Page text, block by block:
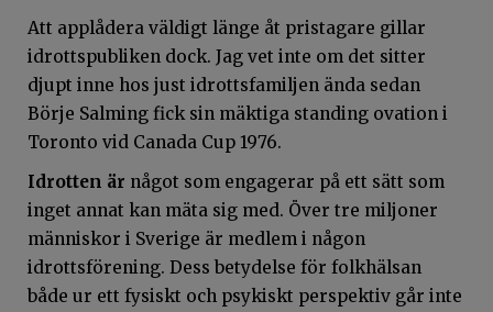
Att applådera väldigt länge åt pristagare gillar
idrottspubliken dock. Jag vet inte om det sitter
djupt inne hos just idrottsfamiljen ända sedan
Börje Salming fick sin mäktiga standing ovation i
Toronto vid Canada Cup 1976.
Idrotten är något som engagerar på ett sätt som
inget annat kan mäta sig med. Över tre miljoner
människor i Sverige är medlem i någon
idrottsförening. Dess betydelse för folkhälsan
både ur ett fysiskt och psykiskt perspektiv går inte